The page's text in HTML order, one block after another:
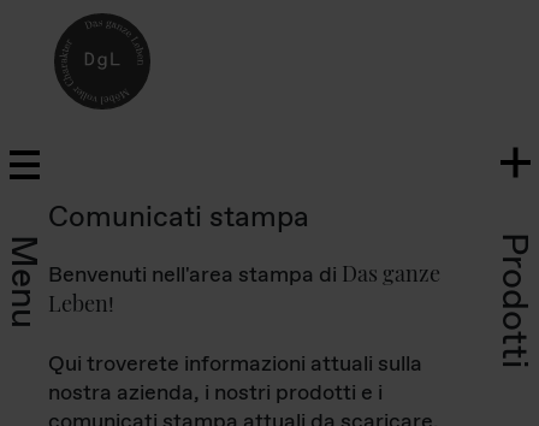
Menu Prodotti
Comunicati stampa
Benvenuti nell'area stampa di Das ganze
Leben!
Qui troverete informazioni attuali sulla
nostra azienda, i nostri prodotti e i